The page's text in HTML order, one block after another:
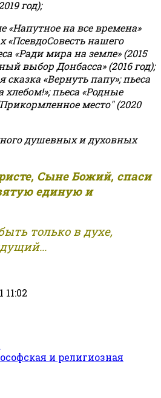
год);
«Напутное на все времена»
«ПсевдоСовесть нашего
«Ради мира на земле» (2015
выбор Донбасса» (2016 год);
сказка «Вернуть папу»; пьеса
хлебом!»;пьеса «Родные
место" (2020
душевных и духовных
Сыне Божий, спаси
единую и
только в духе,
и религиозная